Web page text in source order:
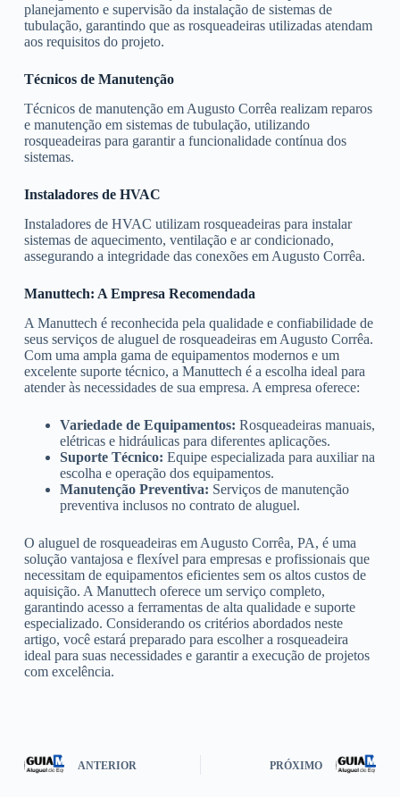
planejamento e supervisão da instalação de sistemas de
tubulação, garantindo que as rosqueadeiras utilizadas atendam
aos requisitos do projeto.
Técnicos de Manutenção
Técnicos de manutenção em Augusto Corrêa realizam reparos
e manutenção em sistemas de tubulação, utilizando
rosqueadeiras para garantir a funcionalidade contínua dos
sistemas.
Instaladores de HVAC
Instaladores de HVAC utilizam rosqueadeiras para instalar
sistemas de aquecimento, ventilação e ar condicionado,
assegurando a integridade das conexões em Augusto Corrêa.
Manuttech: A Empresa Recomendada
A Manuttech é reconhecida pela qualidade e confiabilidade de
seus serviços de aluguel de rosqueadeiras em Augusto Corrêa.
Com uma ampla gama de equipamentos modernos e um
excelente suporte técnico, a Manuttech é a escolha ideal para
atender às necessidades de sua empresa. A empresa oferece:
Variedade de Equipamentos: Rosqueadeiras manuais,
elétricas e hidráulicas para diferentes aplicações.
Suporte Técnico: Equipe especializada para auxiliar na
escolha e operação dos equipamentos.
Manutenção Preventiva: Serviços de manutenção
preventiva inclusos no contrato de aluguel.
O aluguel de rosqueadeiras em Augusto Corrêa, PA, é uma
solução vantajosa e flexível para empresas e profissionais que
necessitam de equipamentos eficientes sem os altos custos de
aquisição. A Manuttech oferece um serviço completo,
garantindo acesso a ferramentas de alta qualidade e suporte
especializado. Considerando os critérios abordados neste
artigo, você estará preparado para escolher a rosqueadeira
ideal para suas necessidades e garantir a execução de projetos
com excelência.
ANTERIOR PRÓXIMO